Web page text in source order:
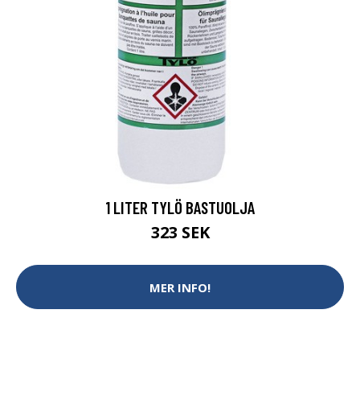
1 LITER TYLÖ BASTUOLJA
323 SEK
MER INFO!